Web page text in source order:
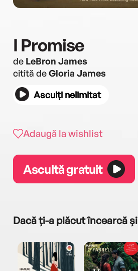
I Promise
de LeBron James
citită deGloria James
Asculți nelimitat
Adaugă la wishlist
Ascultă gratuit
Dacă ți-a plăcut încearcă și